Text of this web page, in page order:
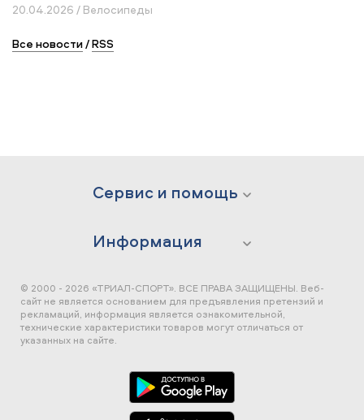
20.04.2026 / Велосипеды
Все новости/RSS
Сервис и помощь
Информация
© 2000 - 2026 «ТРИАЛ-СПОРТ». ВСЕ ПРАВА ЗАЩИЩЕНЫ. Веб-
сайт не является основанием для предъявления претензий и
рекламаций, информация является ознакомительной,
технические характеристики товаров могут отличаться от
указанных на сайте.